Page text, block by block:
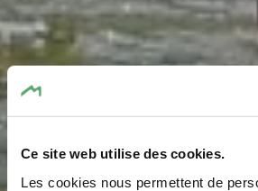
Ce site web utilise des cookies.
Les cookies nous permettent de